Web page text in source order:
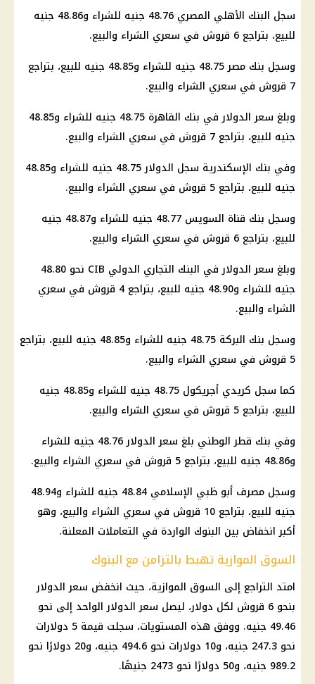
سجل البنك الأهلي المصري 48.76 جنيه للشراء و48.86 جنيه
للبيع، بتراجع 6 قروش في سعري الشراء والبيع.
وسجل بنك مصر 48.75 جنيه للشراء و48.85 جنيه للبيع، بتراجع
7 قروش في سعري الشراء والبيع.
وبلغ سعر الدولار في بنك القاهرة 48.75 جنيه للشراء و48.85
جنيه للبيع، بتراجع 7 قروش في سعري الشراء والبيع.
وفي بنك الإسكندرية سجل الدولار
48.75 جنيه للشراء و48.85
جنيه للبيع، بتراجع 5 قروش في سعري الشراء والبيع.
وسجل بنك قناة السويس 48.77 جنيه للشراء و48.87 جنيه
للبيع، بتراجع 6 قروش في سعري الشراء والبيع.
وبلغ سعر الدولارفي البنك التجاري الدولي CIB
نحو 48.80
جنيه للشراء و48.90 جنيه للبيع، بتراجع 4 قروش في سعري
الشراء والبيع.
وسجل بنك البركة 48.75 جنيه للشراء و48.85 جنيه للبيع، بتراجع
5 قروش في سعري الشراء والبيع.
كما سجل كريدي أجريكول 48.75 جنيه للشراء و48.85 جنيه
للبيع، بتراجع 5 قروش في سعري الشراء والبيع.
وفي بنك قطر الوطني بلغ سعر الدولار
48.76 جنيه للشراء
و48.86 جنيه للبيع، بتراجع 5 قروش في سعري الشراء والبيع.
وسجل مصرف أبو ظبي الإسلامي
48.84 جنيه للشراء و48.94
جنيه للبيع، بتراجع 10 قروش في سعري الشراء والبيع، وهو
أكبر انخفاض بين البنوك الواردة في التعاملات المعلنة.
السوق الموازية تهبط بالتزامن مع البنوك
امتد التراجع إلى السوق الموازية، حيث انخفض سعر الدولار
بنحو 6 قروش لكل
دولار، ليصل سعر الدولارالواحد إلى نحو
49.46 جنيه. ووفق هذه المستويات، سجلت قيمة 5 دولارات
نحو 247.3 جنيه، و10 دولارات نحو 494.6 جنيه، و20 دولارًا نحو
989.2 جنيه، و50 دولارًا نحو 2473 جنيهًا.